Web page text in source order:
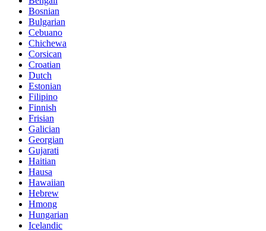
Bosnian
Bulgarian
Cebuano
Chichewa
Corsican
Croatian
Dutch
Estonian
Filipino
Finnish
Frisian
Galician
Georgian
Gujarati
Haitian
Hausa
Hawaiian
Hebrew
Hmong
Hungarian
Icelandic